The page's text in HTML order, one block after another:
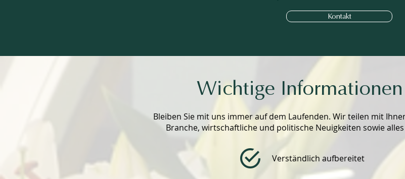
Kontakt
Wichtige
Bleiben Sie mit uns immer auf dem Laufenden. Wir teilen mit
Branche, wirtschaftliche und politische Neuigkeiten sowie
Verständlich aufbereitet